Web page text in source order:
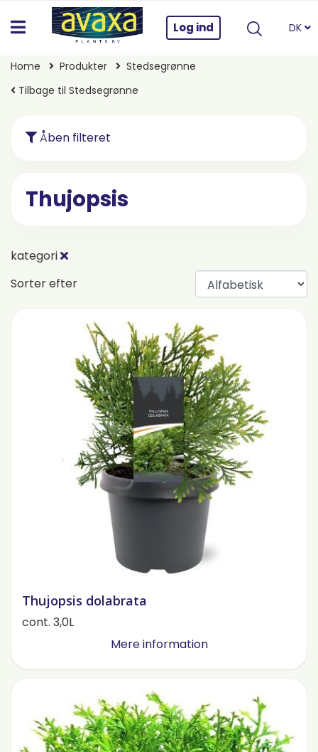
Log ind DK
Home Produkter
Stedsegrønne
Tilbage til Stedsegrønne
Åben filteret
Thujopsis
kategori
Sorter efter
Thujopsis dolabrata
cont. 3,0L
Mere information